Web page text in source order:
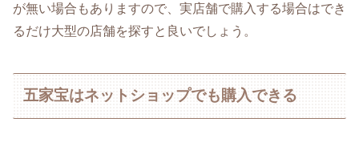
が無い場合もありますので、実店舗で購入する場合はでき
るだけ大型の店舗を探すと良いでしょう。
五家宝はネットショップでも購入できる